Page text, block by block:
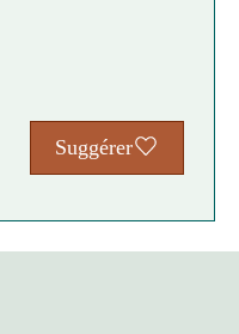
Suggérer